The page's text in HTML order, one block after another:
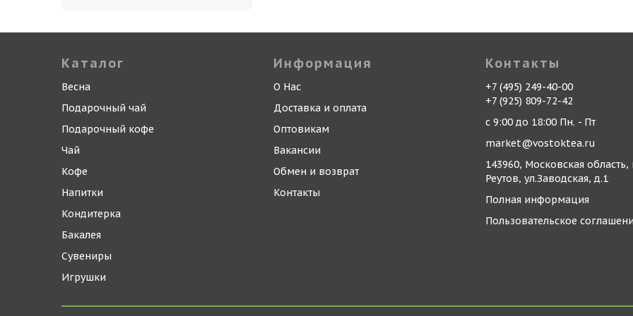
Каталог
Весна
Подарочный чай
Подарочный кофе
Чай
Кофе
Напитки
Кондитерка
Бакалея
Сувениры
Игрушки
Информация
О Нас
Доставка и оплата
Оптовикам
Вакансии
Обмен и возврат
Контакты
Контакты
+7 (495) 249-40-00
+7 (925) 809-72-42
с 9:00 до 18:00 Пн. - Пт
market@vostoktea.ru
143960, Московская область,
Реутов, ул.Заводская, д.1
Полная информация
Пользовательское